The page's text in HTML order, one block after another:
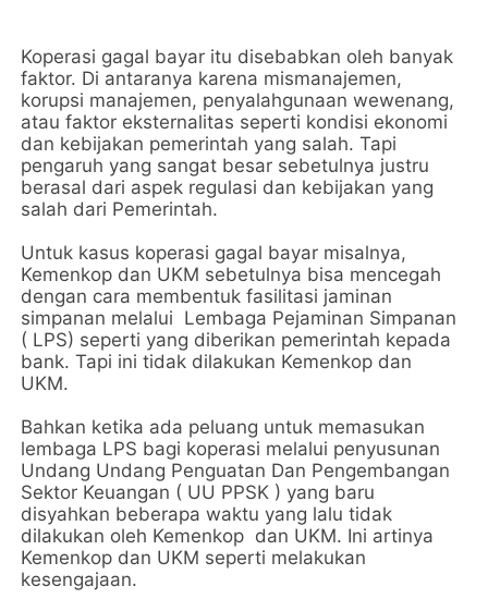
Koperasi gagal bayar itu disebabkan oleh banyak
faktor. Di antaranya karena mismanajemen,
korupsi manajemen, penyalahgunaan wewenang,
atau faktor eksternalitas seperti kondisi ekonomi
dan kebijakan pemerintah yang salah. Tapi
pengaruh yang sangat besar sebetulnya justru
berasal dari aspek regulasi dan kebijakan yang
salah dari Pemerintah.
Untuk kasus koperasi gagal bayar misalnya,
Kemenkop dan UKM sebetulnya bisa mencegah
dengan cara membentuk fasilitasi jaminan
simpanan melalui Lembaga Pejaminan Simpanan
( LPS) seperti yang diberikan pemerintah kepada
bank. Tapi ini tidak dilakukan Kemenkop dan
UKM.
Bahkan ketika ada peluang untuk memasukan
lembaga LPS bagi koperasi melalui penyusunan
Undang Undang Penguatan Dan Pengembangan
Sektor Keuangan ( UU PPSK ) yang baru
disyahkan beberapa waktu yang lalu tidak
dilakukan oleh Kemenkop dan UKM. Ini artinya
Kemenkop dan UKM seperti melakukan
kesengajaan.